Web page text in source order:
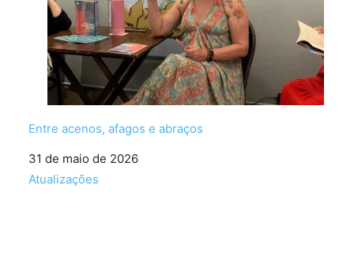
Entre acenos, afagos e abraços
Data
31 de maio de 2026
Em relação a
Atualizações